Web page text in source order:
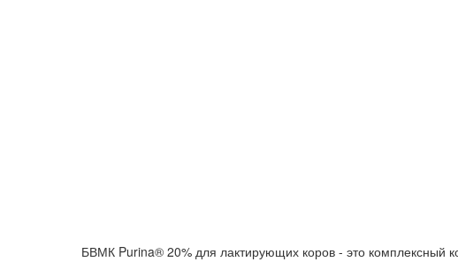
БВМК Purina® 20% для лактирующих коров - это комплексный